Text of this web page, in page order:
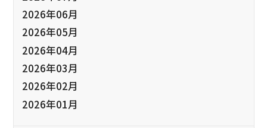
2026年06月
2026年05月
2026年04月
2026年03月
2026年02月
2026年01月